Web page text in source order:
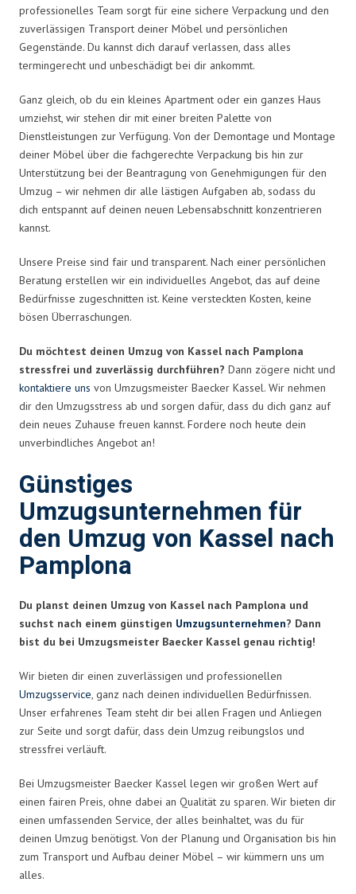
professionelles Team sorgt für eine sichere Verpackung und den
zuverlässigen Transport deiner Möbel und persönlichen
Gegenstände. Du kannst dich darauf verlassen, dass alles
termingerecht und unbeschädigt bei dir ankommt.
Ganz gleich, ob du ein kleines Apartment oder ein ganzes Haus
umziehst, wir stehen dir mit einer breiten Palette von
Dienstleistungen zur Verfügung. Von der Demontage und Montage
deiner Möbel über die fachgerechte Verpackung bis hin zur
Unterstützung bei der Beantragung von Genehmigungen für den
Umzug – wir nehmen dir alle lästigen Aufgaben ab, sodass du
dich entspannt auf deinen neuen Lebensabschnitt konzentrieren
kannst.
Unsere Preise sind fair und transparent. Nach einer persönlichen
Beratung erstellen wir ein individuelles Angebot, das auf deine
Bedürfnisse zugeschnitten ist. Keine versteckten Kosten, keine
bösen Überraschungen.
Du möchtest deinen Umzug von Kassel nach Pamplona
stressfrei und zuverlässig durchführen? Dann zögere nicht und
kontaktiere uns von Umzugsmeister Baecker Kassel. Wir nehmen
dir den Umzugsstress ab und sorgen dafür, dass du dich ganz auf
dein neues Zuhause freuen kannst. Fordere noch heute dein
unverbindliches Angebot an!
Günstiges
Umzugsunternehmen für
den Umzug von Kassel nach
Pamplona
Du planst deinen Umzug von Kassel nach Pamplona und
suchst nach einem günstigen Umzugsunternehmen? Dann
bist du bei Umzugsmeister Baecker Kassel genau richtig!
Wir bieten dir einen zuverlässigen und professionellen
Umzugsservice, ganz nach deinen individuellen Bedürfnissen.
Unser erfahrenes Team steht dir bei allen Fragen und Anliegen
zur Seite und sorgt dafür, dass dein Umzug reibungslos und
stressfrei verläuft.
Bei Umzugsmeister Baecker Kassel legen wir großen Wert auf
einen fairen Preis, ohne dabei an Qualität zu sparen. Wir bieten dir
einen umfassenden Service, der alles beinhaltet, was du für
deinen Umzug benötigst. Von der Planung und Organisation bis hin
zum Transport und Aufbau deiner Möbel – wir kümmern uns um
alles.